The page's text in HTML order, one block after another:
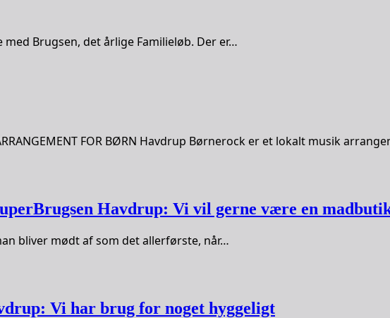
Brugsen, det årlige Familieløb. Der er…
FOR BØRN Havdrup Børnerock er et lokalt musik
Havdrup: Vi vil gerne være en
bliver mødt af som det allerførste, når…
Vi har brug for noget hyggeligt